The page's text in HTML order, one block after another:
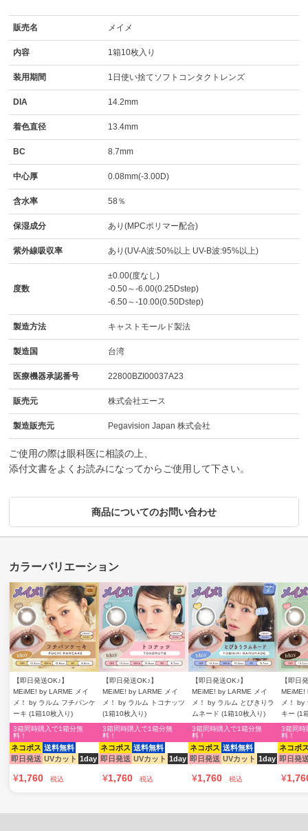
販売名 メイメ
内容 1箱10枚入り
装用期間 1日使い捨てソフトコンタクトレンズ
DIA 14.2mm
着色直径 13.4mm
BC 8.7mm
中心厚 0.08mm(-3.00D)
含水率 58％
保湿成分 あり(MPCポリマー配合)
紫外線吸収率 あり(UV-A波:50%以上 UV-B波:95%以上)
度数
±0.00(度なし)
-0.50～-6.00(0.25Dstep)
-6.50～-10.00(0.50Dstep)
製造方法 キャストモールド製法
製造国 台湾
医療機器承認番号 22800BZI00037A23
販売元 株式会社エース
製造販売元 Pegavision Japan 株式会社
ご使用の際は眼科医に相談の上、
添付文書をよくお読みになってからご使用して下さい。
商品についてのお問い合わせ
【即日発送OK♪】
MEiME! by LARME メイ
メ！ by ラルム フチパンケ
ーキ (1箱10枚入り)
ネコポス 送料無料
即日発送 UVカット 1day
3箱同時購入で1箱分無
料！
¥1,760 税込
【即日発送OK♪】
MEiME! by LARME メイ
メ！ by ラルム トコナッツ
(1箱10枚入り)
ネコポス 送料無料
即日発送 UVカット 1day
3箱同時購入で1箱分無
料！
¥1,760 税込
【即日発送OK♪】
MEiME! by LARME メイ
メ！ by ラルム とびきりラ
ムネード (1箱10枚入り)
ネコポス 送料無料
即日発送 UVカット 1day
3箱同時購入で1箱分無
料！
¥1,760 税込
【即日
MEiME!
メ！ by
キー (1
ネコポ
即日発
3箱同時
料！
¥